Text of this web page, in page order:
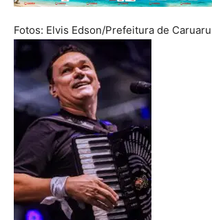
Fotos: Elvis Edson/Prefeitura de Caruaru